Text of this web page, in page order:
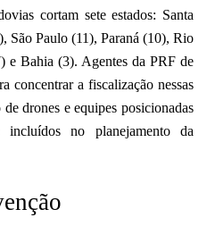
cortam sete estados: Santa
São Paulo (11), Paraná (10), Rio
e Bahia (3). Agentes da PRF de
concentrar a fiscalização nessas
drones e equipes posicionadas
incluídos no planejamento da